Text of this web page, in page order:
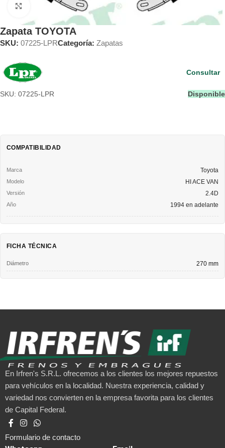
Clic para ampliar
Zapata TOYOTA
SKU: 07225-LPRCategoría: Zapatas
SKU: 07225-LPR Disponible
Consultar
COMPATIBILIDAD
Toyota
HI ACE VAN
2.4D
1994 en adelante
FICHA TÉCNICA
Diámetro 270 mm
En Irfren's S.R.L. ofrecemos a los clientes los mejores repuestos
para vehículos en la localidad. Nuestra experiencia, calidad y
variedad nos convierten en la empresa favorita para los clientes
de Capital Federal.
Formulario de contacto